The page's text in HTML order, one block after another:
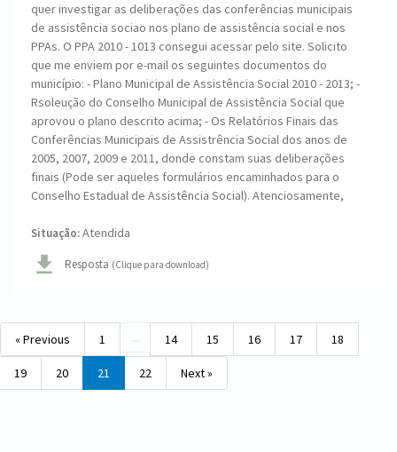
quer investigar as deliberações das conferências municipais
de assistência sociao nos plano de assistência social e nos
PPAs. O PPA 2010 - 1013 consegui acessar pelo site. Solicito
que me enviem por e-mail os seguintes documentos do
município: - Plano Municipal de Assistência Social 2010 - 2013; -
Rsoleução do Conselho Municipal de Assistência Social que
aprovou o plano descrito acima; - Os Relatórios Finais das
Conferências Municipais de Assistrência Social dos anos de
2005, 2007, 2009 e 2011, donde constam suas deliberações
finais (Pode ser aqueles formulários encaminhados para o
Conselho Estadual de Assistência Social). Atenciosamente,
Situação:Atendida
Resposta (Clique para download)
« Previous 1 ... 14 15 16 17 18
19 20 21 22 Next »